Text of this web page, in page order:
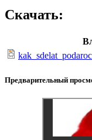
Скачать:
Предварительный